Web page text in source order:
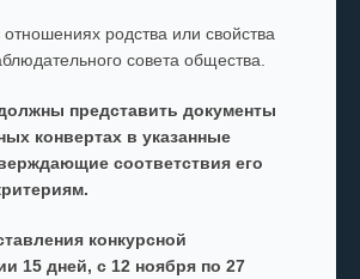
отношениях родства или свойства
совета общества.
представить документы
конвертах в указанные
соответствия его
конкурсной
15 дней, с 12 ноября по 27